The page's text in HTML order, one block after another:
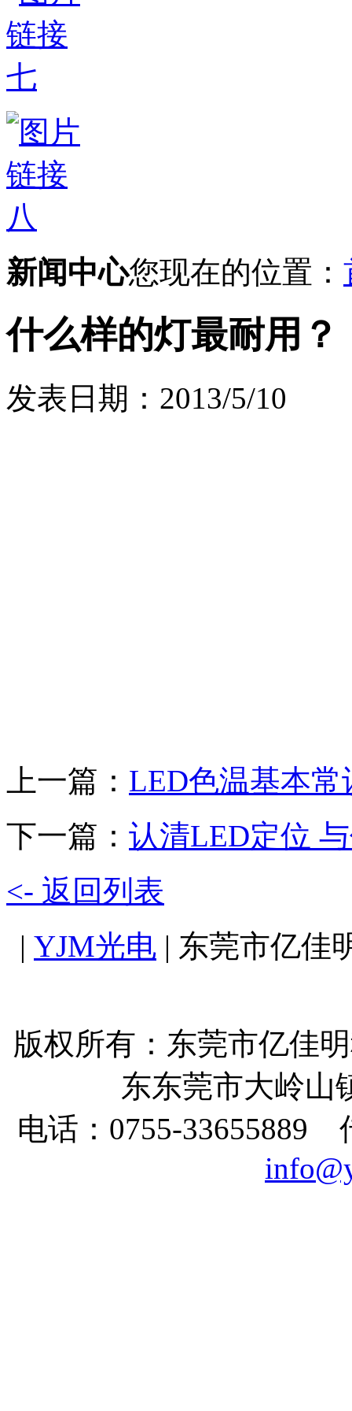
新闻中心您现在的位置：
什么样的灯最耐用？
发表日期：2013/5/10
上一篇： LED色温基本常
下一篇： 认清LED定位
<- 返回列表
| YJM光电 | 东莞市亿佳
版权所有： 东莞市亿佳
东东莞市大岭山
电话：0755-33655889